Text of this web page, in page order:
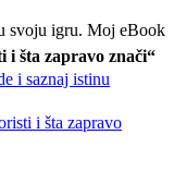
svoju igru. Moj eBook
i šta zapravo znači“
i saznaj istinu
i šta zapravo